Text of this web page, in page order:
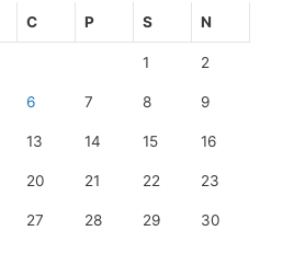
C P S N
1 2
6 7 8 9
13 14 15 16
20 21 22 23
27 28 29 30